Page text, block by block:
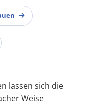
lassen sich die
Weise